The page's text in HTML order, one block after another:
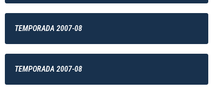
TEMPORADA 2007-08
TEMPORADA 2007-08